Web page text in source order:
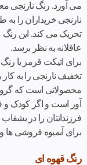
می آورد. رنگ نارنجی
نارنجی خریداران را
تحریک می کند. این
عاقلانه به نظر برسد.
برای اتیکت قرمز یا
تخفیف نارنجی را به
محصولاتی است که
آور است و اگر کودک و
فرزندانتان را در
برای آبمیوه فروشی ها
رنگ قهوه ای